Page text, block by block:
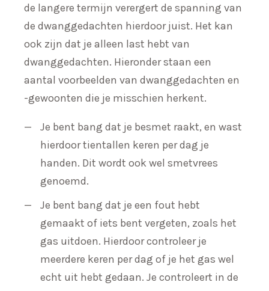
de langere termijn verergert de spanning van
de dwanggedachten hierdoor juist. Het kan
ook zijn dat je alleen last hebt van
dwanggedachten. Hieronder staan een
aantal voorbeelden van dwanggedachten en
-gewoonten die je misschien herkent.
Je bent bang dat je besmet raakt, en wast
hierdoor tientallen keren per dag je
handen. Dit wordt ook wel smetvrees
genoemd.
Je bent bang dat je een fout hebt
gemaakt of iets bent vergeten, zoals het
gas uitdoen. Hierdoor controleer je
meerdere keren per dag of je het gas wel
echt uit hebt gedaan. Je controleert in de